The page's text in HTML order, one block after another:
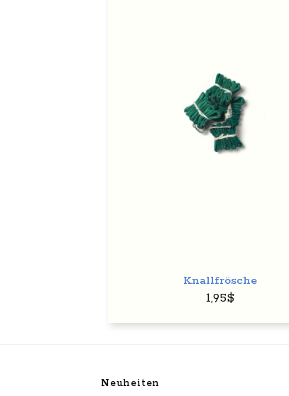
Knallfrösche
1,95$
Neuheiten